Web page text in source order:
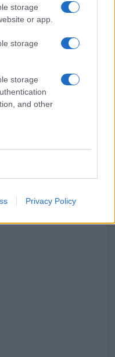
storage
or app.
storage
storage
and other
Privacy Policy